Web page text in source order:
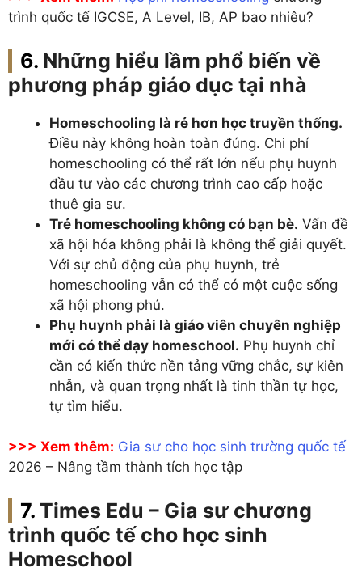
trình quốc tế IGCSE, A Level, IB, AP bao nhiêu?
Những hiểu lầm phổ biến về
phương pháp giáo dục tại nhà
Homeschooling là rẻ hơn học truyền thống.
Điều này không hoàn toàn đúng. Chi phí
homeschooling có thể rất lớn nếu phụ huynh
đầu tư vào các chương trình cao cấp hoặc
thuê gia sư.
Trẻ homeschooling không có bạn bè. Vấn đề
xã hội hóa không phải là không thể giải quyết.
Với sự chủ động của phụ huynh, trẻ
homeschooling vẫn có thể có một cuộc sống
xã hội phong phú.
Phụ huynh phải là giáo viên chuyên nghiệp
mới có thể dạy homeschool. Phụ huynh chỉ
cần có kiến thức nền tảng vững chắc, sự kiên
nhẫn, và quan trọng nhất là tinh thần tự học,
tự tìm hiểu.
>>> Xem thêm: Gia sư cho học sinh trường quốc tế
2026 – Nâng tầm thành tích học tập
Times Edu – Gia sư chương
trình quốc tế cho học sinh
Homeschool